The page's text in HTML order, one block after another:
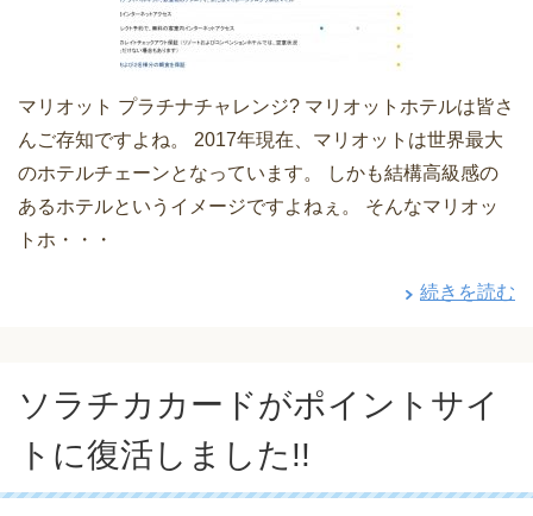
マリオット プラチナチャレンジ? マリオットホテルは皆さ
んご存知ですよね。 2017年現在、マリオットは世界最大
のホテルチェーンとなっています。 しかも結構高級感の
あるホテルというイメージですよねぇ。 そんなマリオッ
トホ・・・
続きを読む
ソラチカカードがポイントサイ
トに復活しました!!